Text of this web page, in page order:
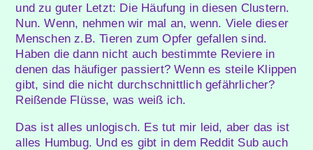
und zu guter Letzt: Die Häufung in diesen Clustern.
Nun. Wenn, nehmen wir mal an, wenn. Viele dieser
Menschen z.B. Tieren zum Opfer gefallen sind.
Haben die dann nicht auch bestimmte Reviere in
denen das häufiger passiert? Wenn es steile Klippen
gibt, sind die nicht durchschnittlich gefährlicher?
Reißende Flüsse, was weiß ich.
Das ist alles unlogisch. Es tut mir leid, aber das ist
alles Humbug. Und es gibt in dem Reddit Sub auch